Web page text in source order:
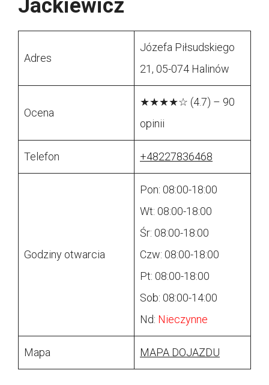
Jackiewicz
Adres
Józefa Piłsudskiego
21, 05-074 Halinów
Ocena
★★★★☆ (4.7) – 90
opinii
Telefon +48227836468
Godziny otwarcia
Pon: 08:00-18:00
Wt: 08:00-18:00
Śr: 08:00-18:00
Czw: 08:00-18:00
Pt: 08:00-18:00
Sob: 08:00-14:00
Nd: Nieczynne
Mapa MAPA DOJAZDU